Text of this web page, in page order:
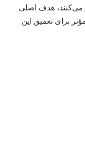
می‌کنند، هدف اصلی
برای تعمیق این